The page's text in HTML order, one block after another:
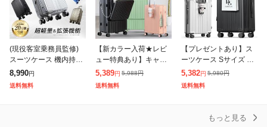
(現役客室乗務員監修)
スーツケース 機内持ち
込み可能 キャリーケー
ス Sサイズ 拡張機能付
き ストッパー付き 超軽
8,990円
送料無料
【新カラー入荷★レビ
ュー特典あり】キャリ
ーケース Sサイズ 機内
持ち込み スーツケース
フロントオープン 静音
5,389円 5,988円
送料無料
【プレゼントあり】ス
ーツケース Sサイズ 機
内持ち込み キャリーケ
ース キャリーバッグ 大
容量 静音 カップホルダ
5,382円 5,980円
送料無料
もっと見る